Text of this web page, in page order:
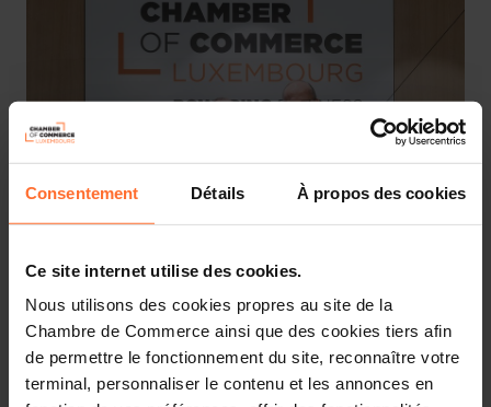
Consentement Détails À propos des cookies
Ce site internet utilise des cookies.
Nous utilisons des cookies propres au site de la
Chambre de Commerce ainsi que des cookies tiers afin
de permettre le fonctionnement du site, reconnaître votre
terminal, personnaliser le contenu et les annonces en
A la suite de sa désignation comme tête de liste du parti
CSV aux élections législatives d’octobre prochain et dans
le souci de préserver la neutralité politique de la
Chambre de Commerce, Luc Frieden a présenté sa